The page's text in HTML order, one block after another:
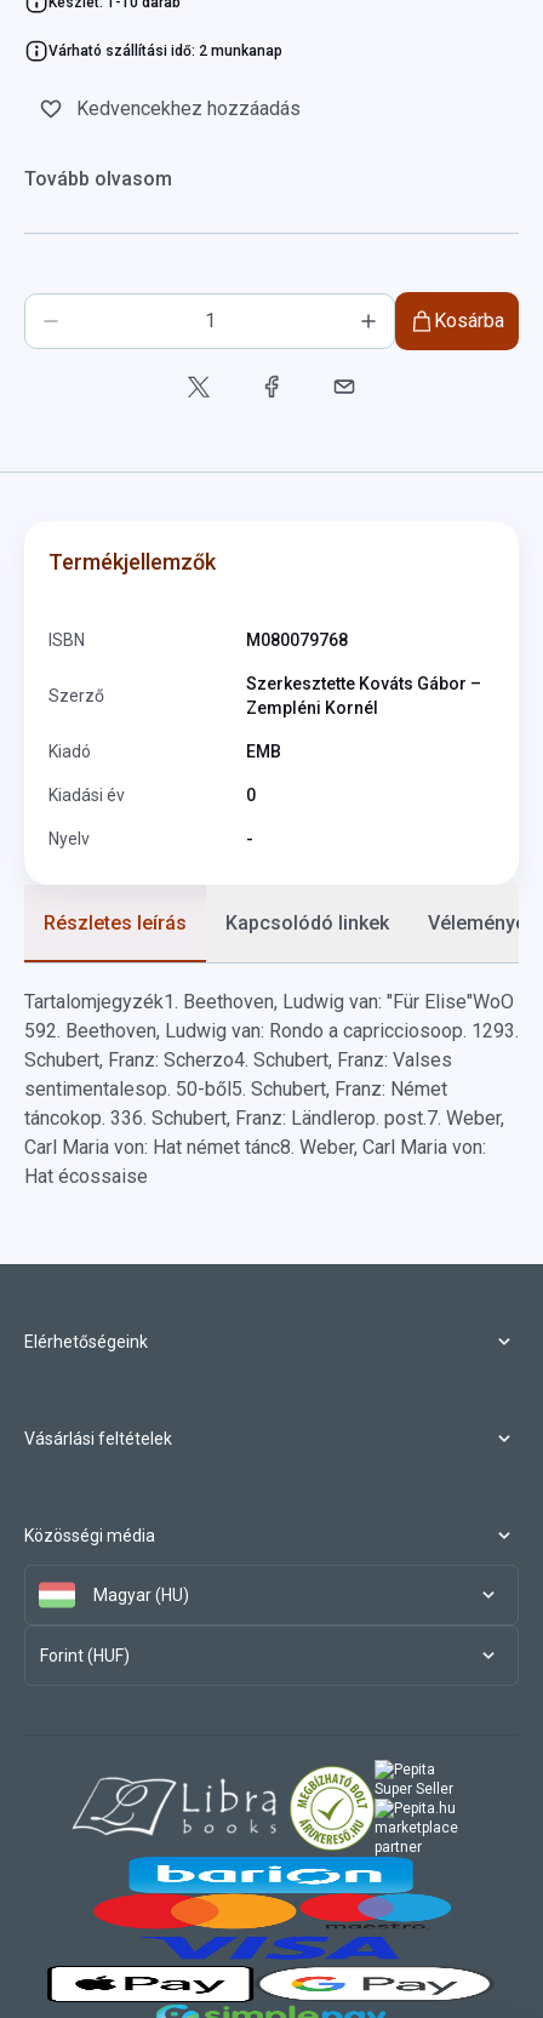
Várható szállítási idő: 2 munkanap
Kedvencekhez hozzáadás
Tovább olvasom
Kosárba
Termékjellemzők
ISBN M080079768
Szerző
Szerkesztette Kováts Gábor –
Zempléni Kornél
Kiadó EMB
Kiadási év 0
Nyelv -
Részletes leírás Kapcsolódó linkek Vélemények
Tartalomjegyzék1. Beethoven, Ludwig van: "Für Elise"WoO
592. Beethoven, Ludwig van: Rondo a capricciosoop. 1293.
Schubert, Franz: Scherzo4. Schubert, Franz: Valses
sentimentalesop. 50-ből5. Schubert, Franz: Német
táncokop. 336. Schubert, Franz: Ländlerop. post.7. Weber,
Carl Maria von: Hat német tánc8. Weber, Carl Maria von:
Hat écossaise
Elérhetőségeink
Vásárlási feltételek
Közösségi média
Magyar (HU)
Forint (HUF)
marketplace
partner